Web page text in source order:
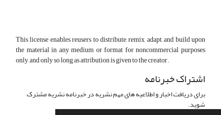
This license enables reusers to distribute, remix, adapt, and build upon
the material in any medium or format for noncommercial purposes
only, and only so long as attribution is given to the creator.
اشتراک خبرنامه
برای دریافت اخبار و اطلاعیه های مهم نشریه در خبرنامه نشریه مشترک
شوید.